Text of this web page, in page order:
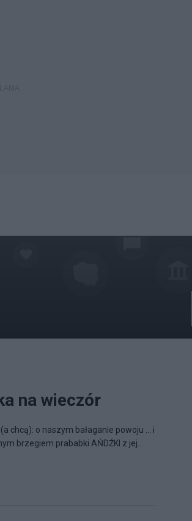
na wieczór
chcą): o naszym bałaganie powoju ... i
brzegiem prababki AŃDŹKI z jej...